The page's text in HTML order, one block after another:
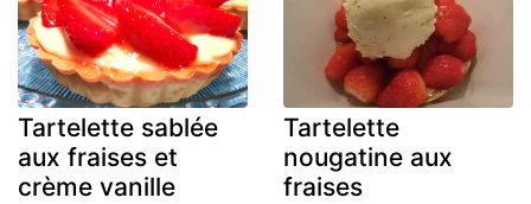
Tartelette sablée
aux fraises et
crème vanille
Tartelette
nougatine aux
fraises